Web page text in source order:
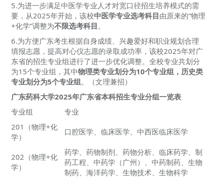
5.为进一步满足中医学专业人才对宽口径招生培养模式的需
要，从2025年开始，该校中医学专业选考科目由原来的“物理
+化学”调整为不限选考科目。
6.为方便广东考生根据自身成绩、兴趣爱好和职业规划合理
填报志愿，提高对心仪志愿的录取成功率，该校2025年对广
东省的招生专业组进行了进一步优化调整。全校专业共划分
为15个专业组，其中物理类专业划分为10个专业组，历史类
专业划分为5个专业组。（文理兼招）
广东药科大学2025年广东省本科招生专业分组一览表
专业组
专业
201（物理+化
学）
口腔医学、临床医学、中西医临床医学
202（物理+化
学）
药学、药物制剂、药物分析、临床药学、制
药工程、中药学（广州）、中药制药、生物
制药、海洋药学、生物技术、生物科学